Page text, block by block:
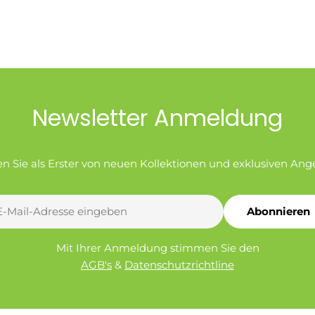
Newsletter Anmeldung
Sie als Erster von neuen Kollektionen und exklusiven
Abonnieren
Mit Ihrer Anmeldung stimmen Sie den
AGB's & Datenschutzrichtline